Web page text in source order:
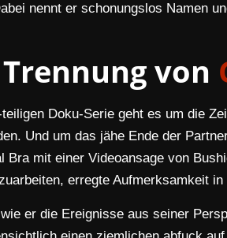
nennt er schonungslos Namen
Trennung von
Doku-Serie geht es um die
Und um das jähe Ende der
Bra mit einer Videoansage von
erregte Aufmerksamkeit
er die Ereignisse aus seiner